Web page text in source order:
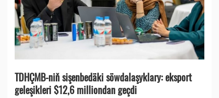
TDHÇMB-niň sişenbedäki söwdalaşyklary: eksport
geleşikleri $12,6 milliondan geçdi